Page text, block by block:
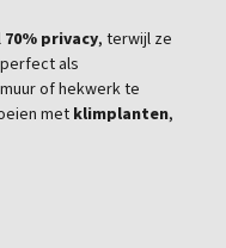
70% privacy, terwijl ze
als
of hekwerk te
met klimplanten,